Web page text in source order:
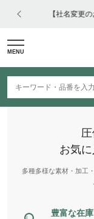
【社名変更
MENU
お気に
多種多様な素材・加工
豊富な在庫